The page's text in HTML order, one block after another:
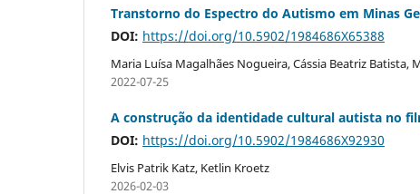
Transtorno do Espectro do Autismo em Minas
DOI: https://doi.org/10.5902/1984686X65388
Maria Luísa Magalhães Nogueira, Cássia Beatriz Batista,
2022-07-25
A construção da identidade cultural autista no
DOI: https://doi.org/10.5902/1984686X92930
Elvis Patrik Katz, Ketlin Kroetz
2026-02-03